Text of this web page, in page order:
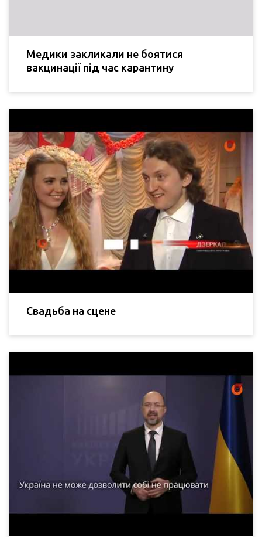
Медики закликали не боятися
вакцинації під час карантину
Свадьба на сцене